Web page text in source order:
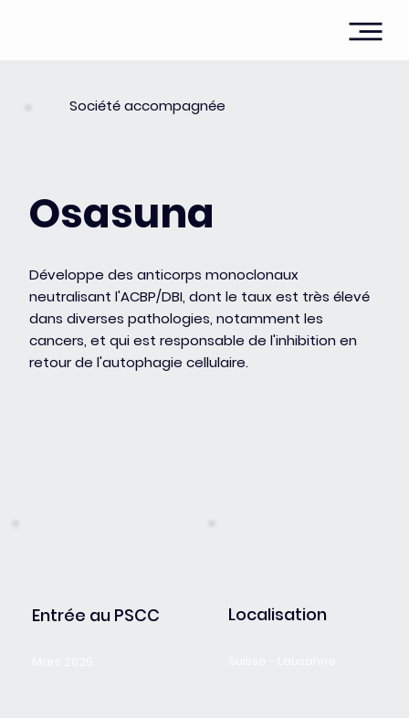
Société accompagnée
Osasuna
Développe des anticorps monoclonaux
neutralisant l'ACBP/DBI, dont le taux est très élevé
dans diverses pathologies, notamment les
cancers, et qui est responsable de l'inhibition en
retour de l'autophagie cellulaire.
Entrée au PSCC Localisation